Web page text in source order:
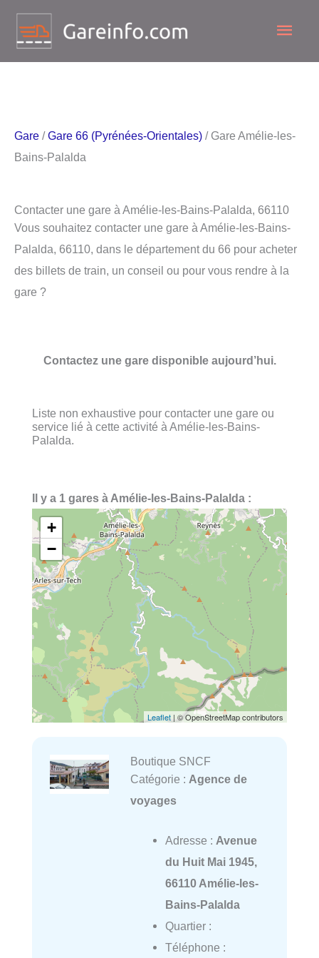
contenu
Gare /Gare 66 (Pyrénées-Orientales) / Gare Amélie-les-
Bains-Palalda
Contacter une gare à Amélie-les-Bains-Palalda, 66110
Vous souhaitez contacter une gare à Amélie-les-Bains-
Palalda, 66110, dans le département du 66 pour acheter
des billets de train, un conseil ou pour vous rendre à la
gare ?
Contactez une gare disponible aujourd’hui.
Liste non exhaustive pour contacter une gare ou
service lié à cette activité à Amélie-les-Bains-
Palalda.
Il y a 1 gares à Amélie-les-Bains-Palalda :
+
−
Leaflet | © OpenStreetMap contributors
Boutique SNCF
Catégorie : Agence de
voyages
Adresse : Avenue
du Huit Mai 1945,
66110 Amélie-les-
Bains-Palalda
Quartier :
Téléphone :